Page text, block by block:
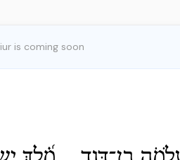
is coming soon